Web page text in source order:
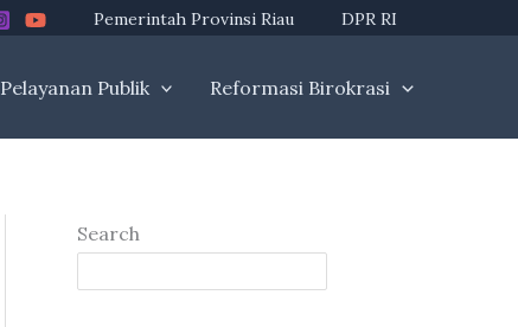
Pemerintah Provinsi Riau DPR RI
Pelayanan Publik Reformasi Birokrasi
Search